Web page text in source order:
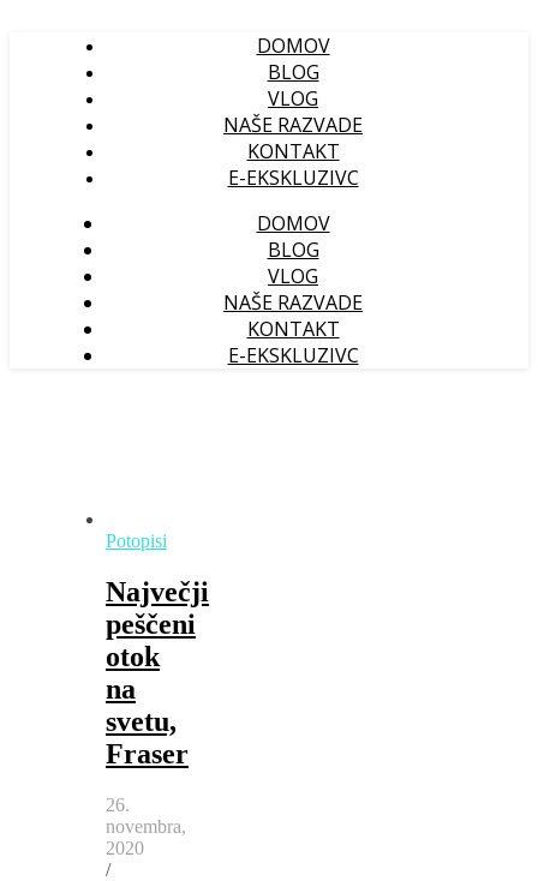
DOMOV
BLOG
VLOG
NAŠE RAZVADE
KONTAKT
E-EKSKLUZIVC
DOMOV
BLOG
VLOG
NAŠE RAZVADE
KONTAKT
E-EKSKLUZIVC
Potopisi
Največji
peščeni
otok
na
svetu,
Fraser
26.
novembra,
2020
/